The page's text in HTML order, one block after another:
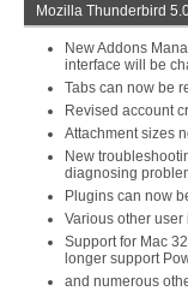
Mozilla Thunderbird
New Addons
interface will be
Tabs can now be
Revised account
Attachment sizes
New
diagnosing
Plugins can now
Various other
Support for Mac
longer support
and numerous